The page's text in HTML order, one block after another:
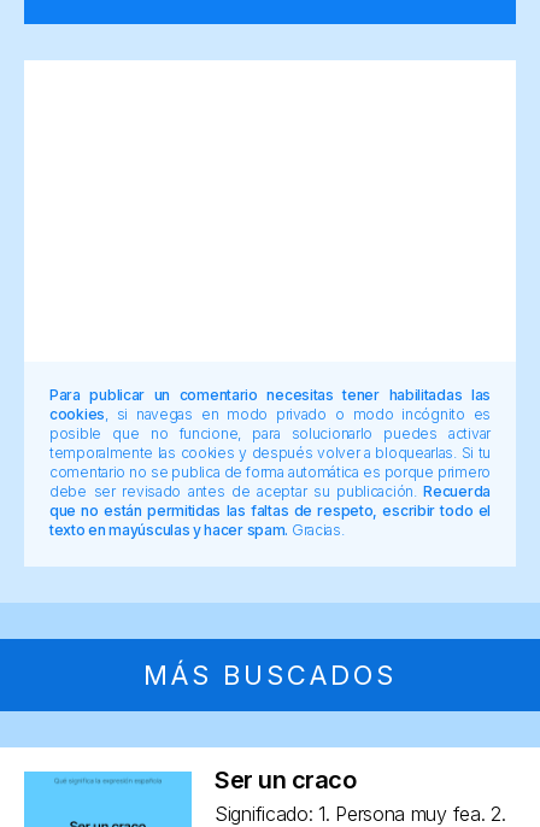
Para publicar un comentario necesitas tener habilitadas las
cookies , si navegas en modo privado o modo incógnito es
posible que no funcione, para solucionarlo puedes activar
temporalmente las cookies y después volver a bloquearlas. Si tu
comentario no se publica de forma automática es porque primero
debe ser revisado antes de aceptar su publicación.Recuerda
que no están permitidas las faltas de respeto, escribir todo el
texto en mayúsculas y hacer spam. Gracias.
MÁS BUSCADOS
Ser un craco
Significado: 1. Persona muy fea. 2.